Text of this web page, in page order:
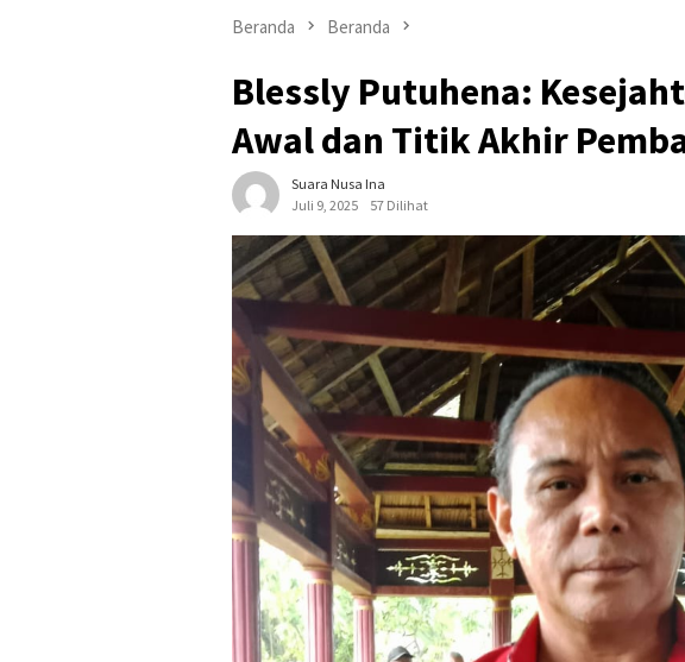
Beranda Beranda
Blessly Putuhena:
Awal dan Titik Akhir
Suara Nusa Ina
Juli 9, 2025
57 Dilihat